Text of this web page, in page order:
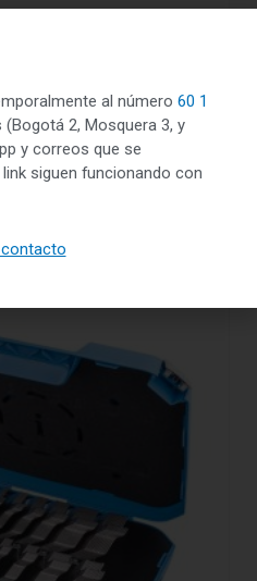
copia al número 60 1
2, Mosquera 3, y
y correos que se
siguen funcionando con